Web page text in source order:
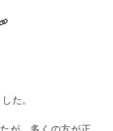
た。
が、多くの方が正